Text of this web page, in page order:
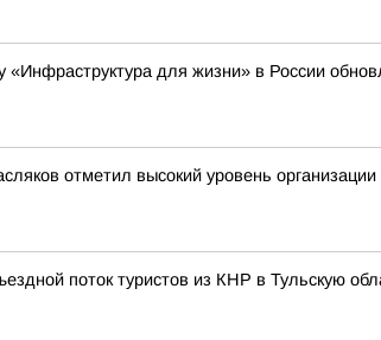
«Инфраструктура для жизни» в России
отметил высокий уровень
поток туристов из КНР в Тульскую